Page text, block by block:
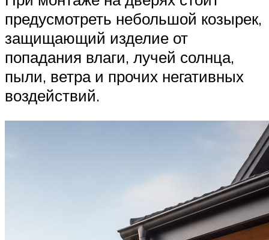
предусмотреть небольшой козырек,
защищающий изделие от
попадания влаги, лучей солнца,
пыли, ветра и прочих негативных
воздействий.